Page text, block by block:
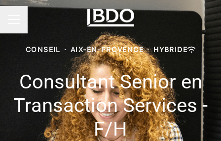
CONSEIL · AIX-EN-PROVENCE · HYBRIDE
Consultant Senior en
Transaction Services -
F/H